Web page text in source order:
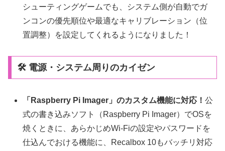
シューティングゲームでも、システム側が自動でガ
ンコンの優先順位や最適なキャリブレーション（位
置調整）を設定してくれるようになりました！
🛠️ 電源・システム周りのカイゼン
「Raspberry Pi Imager」のカスタム機能に対応！公
式の書き込みソフト（Raspberry Pi Imager）でOSを
焼くときに、あらかじめWi-Fiの設定やパスワードを
仕込んでおける機能に、Recalbox 10もバッチリ対応